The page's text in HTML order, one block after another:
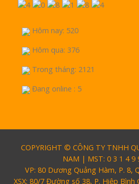
Hôm nay: 520
Hôm qua: 376
Trong tháng: 2121
Đang online : 5
COPYRIGHT © CÔNG TY TNHH
NAM | MST: 0 3 1 4 9
VP: 80 Dương Quảng Hàm, P. 8,
XSX: 80/7 Đường số 38, P. Hiệp Bình